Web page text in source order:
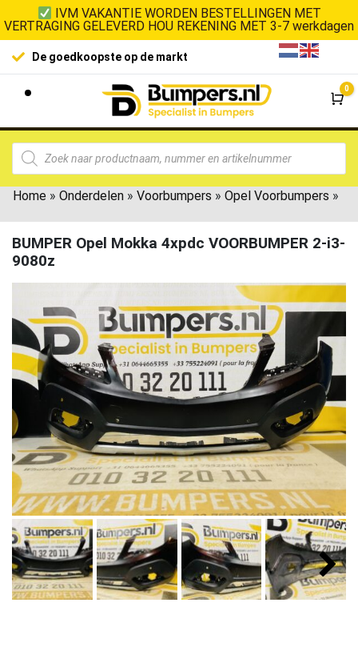
IVM VAKANTIE WORDEN BESTELLINGEN MET
VERTRAGING GELEVERD HOU REKENING MET 3-7 werkdagen
De goedkoopste op de markt
0
Home » Onderdelen » Voorbumpers » Opel Voorbumpers »
BUMPER Opel Mokka 4xpdc VOORBUMPER 2-i3-
9080z